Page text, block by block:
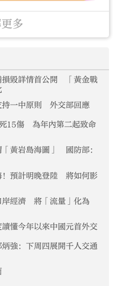
多
損毀詳情首公開 「黃金戰
持一中原則 外交部回應
15傷 為年內第二起致命
「黃岩島海圖」 國防部：
！預計明晚登陸 將如何影
岸經濟 將「流量」化為
懂今年以來中國元首外交
強：下周四展開千人交通